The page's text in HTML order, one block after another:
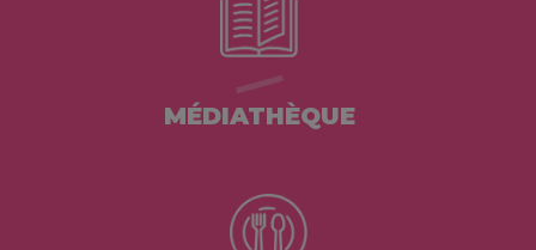
MÉDIATHÈQUE